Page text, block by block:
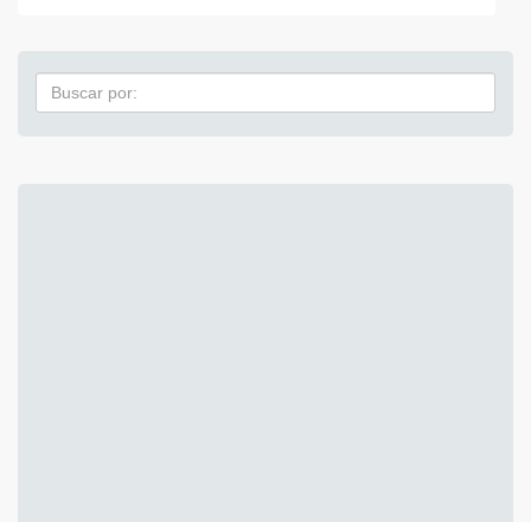
Pesquisa